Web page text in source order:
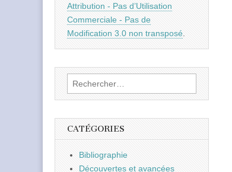
Attribution - Pas d’Utilisation
Commerciale - Pas de
Modification 3.0 non transposé.
Rechercher :
CATÉGORIES
Bibliographie
Découvertes et avancées